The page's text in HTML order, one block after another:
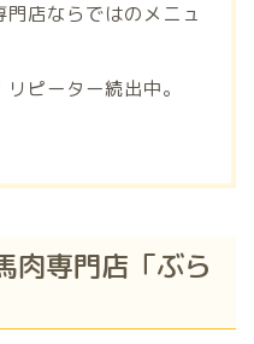
店ならではのメニュ
ピーター続出中。
肉専門店「ぶら